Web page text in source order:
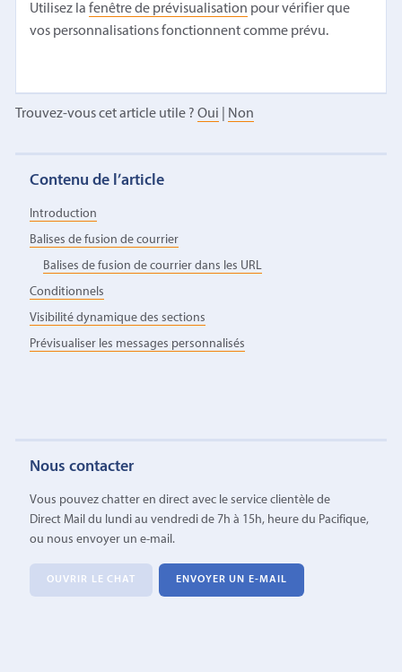
Utilisez lafenêtre de prévisualisation pour vérifier que
vos personnalisations fonctionnent comme prévu.
Trouvez-vous cet article utile ? Oui Non
Contenu de l’article
Introduction
Balises de fusion de courrier
Balises de fusion de courrier dans les URL
Conditionnels
Visibilité dynamique des sections
Prévisualiser les messages personnalisés
Nous contacter
Vous pouvez chatter en direct avec le service clientèle de
Direct Mail du lundi au vendredi de 7h à 15h, heure du Pacifique,
ou nous envoyer un e-mail.
OUVRIR LE CHAT ENVOYER UN E-MAIL